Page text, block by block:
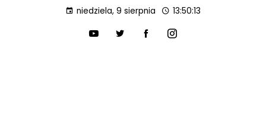
niedziela, 9 sierpnia 13:50:15